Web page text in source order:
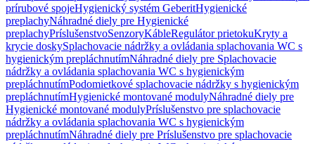
prírubové spojeHygienický systém GeberitHygienické
preplachyNáhradné diely pre Hygienické
preplachyPríslušenstvoSenzoryKábleRegulátor prietokuKryty a
krycie doskySplachovacie nádržky a ovládania splachovania WC s
hygienickým prepláchnutímNáhradné diely pre Splachovacie
nádržky a ovládania splachovania WC s hygienickým
prepláchnutímPodomietkové splachovacie nádržky s hygienickým
prepláchnutímHygienické montované modulyNáhradné diely pre
Hygienické montované modulyPríslušenstvo pre splachovacie
nádržky a ovládania splachovania WC s hygienickým
prepláchnutímNáhradné diely pre Príslušenstvo pre splachovacie